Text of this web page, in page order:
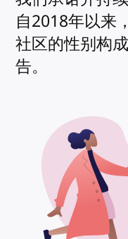
自2018年以来
社区的性别构
告。